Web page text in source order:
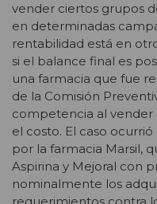
vender ciertos grupos
en determinadas
rentabilidad está en
si el balance final es
una farmacia que fue
de la Comisión
competencia al
el costo. El caso
por la farmacia Marsil,
Aspirina y Mejoral con
nominalmente los